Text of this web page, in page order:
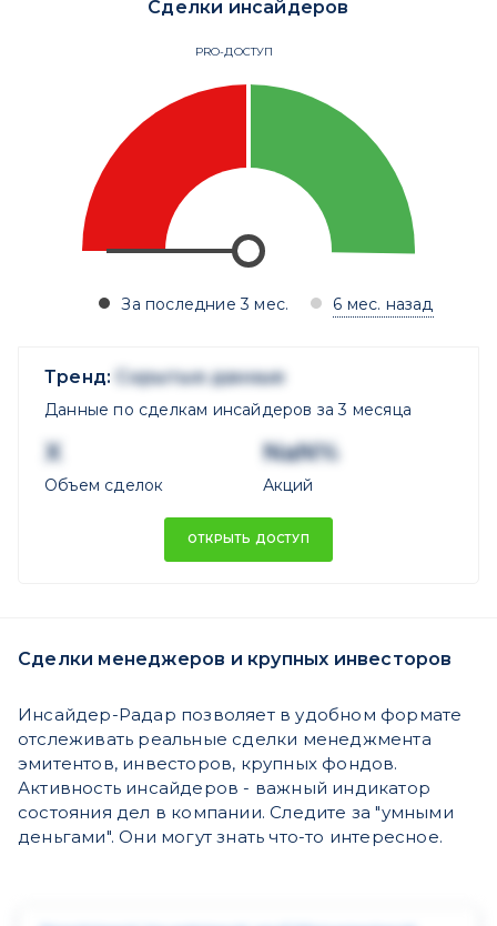
Сделки инсайдеров
PRO-ДОСТУП
За последние 3 мес. 6 мес. назад
Тренд: Скрытые данные
Данные по сделкам инсайдеров за 3 месяца
X
Объем сделок
NaN%
Акций
ОТКРЫТЬ ДОСТУП
Сделки менеджеров и крупных инвесторов
Инсайдер-Радар позволяет в удобном формате
отслеживать реальные сделки менеджмента
эмитентов, инвесторов, крупных фондов.
Активность инсайдеров - важный индикатор
состояния дел в компании. Следите за "умными
деньгами". Они могут знать что-то интересное.